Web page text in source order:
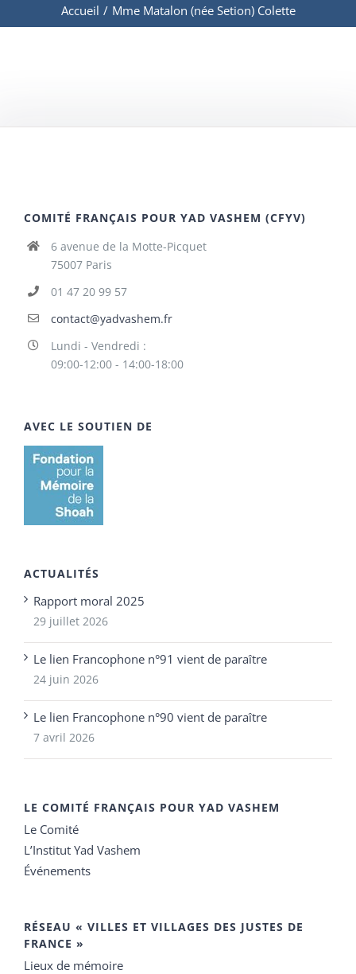
Accueil / Mme Matalon (née Setion) Colette
COMITÉ FRANÇAIS POUR YAD VASHEM (CFYV)
6 avenue de la Motte-Picquet
75007 Paris
01 47 20 99 57
contact@yadvashem.fr
Lundi - Vendredi :
09:00-12:00 - 14:00-18:00
AVEC LE SOUTIEN DE
ACTUALITÉS
Rapport moral 2025
29 juillet 2026
Le lien Francophone n°91 vient de paraître
24 juin 2026
Le lien Francophone n°90 vient de paraître
7 avril 2026
LE COMITÉ FRANÇAIS POUR YAD VASHEM
Le Comité
L’Institut Yad Vashem
Événements
RÉSEAU « VILLES ET VILLAGES DES JUSTES DE
FRANCE »
Lieux de mémoire